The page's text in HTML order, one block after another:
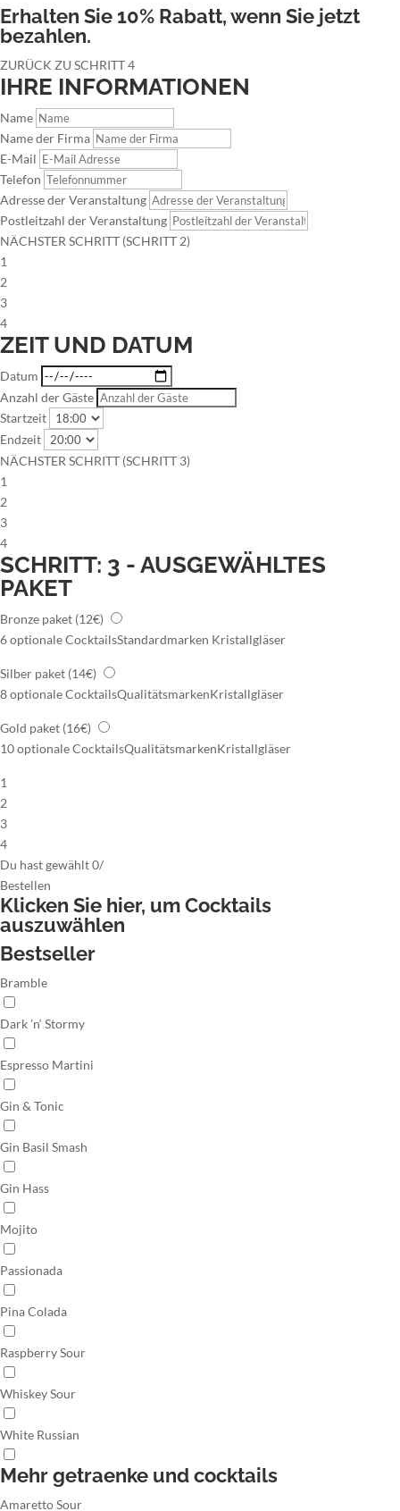
Erhalten Sie 10% Rabatt, wenn Sie jetzt
bezahlen.
ZURÜCK ZU SCHRITT 4
IHRE INFORMATIONEN
Name
Name der Firma
E-Mail
Telefon
Adresse der Veranstaltung
Postleitzahl der Veranstaltung
NÄCHSTER SCHRITT (SCHRITT 2)
1
2
3
4
ZEIT UND DATUM
Datum
Anzahl der Gäste
Startzeit
Endzeit
NÄCHSTER SCHRITT (SCHRITT 3)
1
2
3
4
SCHRITT: 3 - AUSGEWÄHLTES
PAKET
Bronze paket (12€)
6 optionale CocktailsStandardmarken Kristallgläser
Silber paket (14€)
8 optionale CocktailsQualitätsmarkenKristallgläser
Gold paket (16€)
10 optionale CocktailsQualitätsmarkenKristallgläser
1
2
3
4
Du hast gewählt0/
Bestellen
Klicken Sie hier, um Cocktails
auszuwählen
Bestseller
Bramble
Dark ’n‘ Stormy
Espresso Martini
Gin & Tonic
Gin Basil Smash
Gin Hass
Mojito
Passionada
Pina Colada
Raspberry Sour
Whiskey Sour
White Russian
Mehr getraenke und cocktails
Amaretto Sour